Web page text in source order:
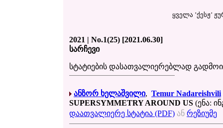
ყველა ’ქესჟ’
2021 | No.1(25) [2021.06.30]
სარჩევი
სტატიების დასათვალიერებლად
ანზორ ხელაშვილი, Temur Nadareishvili
SUPERSYMMETRY AROUND US (ენა:
დაათვალიერე სტატია (PDF) ან რეზიუმე